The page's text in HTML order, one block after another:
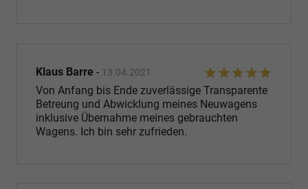
Klaus Barre - 13.04.2021
Von Anfang bis Ende zuverlässige Transparente
Betreung und Abwicklung meines Neuwagens
inklusive Übernahme meines gebrauchten
Wagens. Ich bin sehr zufrieden.